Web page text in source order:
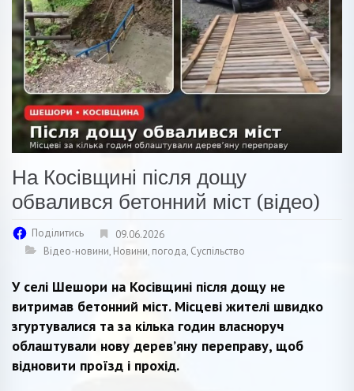
На Косівщині після дощу
обвалився бетонний міст (відео)
Поділитись
09.06.2026
Відео-новини, Новини, погода, Суспільство
У селі Шешори на Косівщині після дощу не
витримав бетонний міст. Місцеві жителі швидко
згуртувалися та за кілька годин власноруч
облаштували нову дерев’яну переправу, щоб
відновити проїзд і прохід.